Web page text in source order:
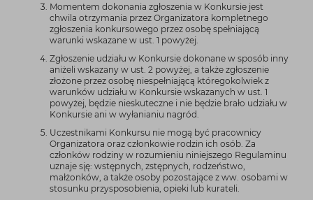
Momentem dokonania zgłoszenia w Konkursie jest
chwila otrzymania przez Organizatora kompletnego
zgłoszenia konkursowego przez osobę spełniającą
warunki wskazane w ust. 1 powyżej.
Zgłoszenie udziału w Konkursie dokonane w sposób inny
aniżeli wskazany w ust. 2 powyżej, a także zgłoszenie
złożone przez osobę niespełniającą któregokolwiek z
warunków udziału w Konkursie wskazanych w ust. 1
powyżej, będzie nieskuteczne i nie będzie brało udziału w
Konkursie ani w wyłanianiu nagród.
Uczestnikami Konkursu nie mogą być pracownicy
Organizatora oraz członkowie rodzin ich osób. Za
członków rodziny w rozumieniu niniejszego Regulaminu
uznaje się̨: wstępnych, zstępnych, rodzeństwo,
małżonków, a także osoby pozostające z ww. osobami w
stosunku przysposobienia, opieki lub kurateli.